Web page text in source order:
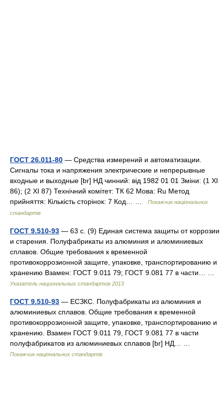
ГОСТ 26.011-80 — Средства измерений и автоматизации.
Сигналы тока и напряжения электрические и непрерывные
входные и выходные [br] НД чинний: від 1982 01 01 Зміни: (1 XI
86); (2 XI 87) Технічний комітет: ТК 62 Мова: Ru Метод
прийняття: Кількість сторінок: 7 Код… …
Покажчик національних
стандартів
ГОСТ 9.510-93 — 63 с. (9) Единая cиcтeмa защиты от коррозии
и старения. Полуфабрикаты из алюминия и алюминиевых
сплавов. Общие требования к временной
противокоррозионной защите, упаковке, транспортированию и
хранению Взамен: ГОСТ 9.011 79; ГОСТ 9.081 77 в части… …
Указатель национальных стандартов 2013
ГОСТ 9.510-93 — ЕСЗКС. Полуфабрикаты из алюминия и
алюминиевых сплавов. Общие требования к временной
противокоррозионной защите, упаковке, транспортированию и
хранению. Взамен ГОСТ 9.011 79, ГОСТ 9.081 77 в части
полуфабрикатов из алюминиевых сплавов [br] НД… …
Покажчик національних стандартів